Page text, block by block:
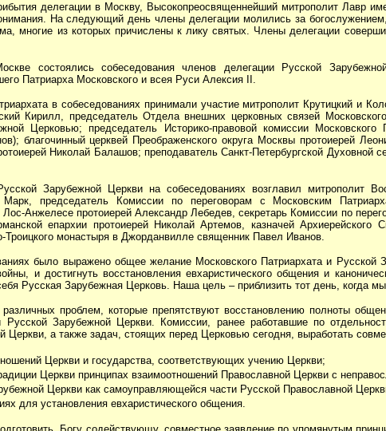
делегации в Москву, Высокопреосвященнейший митрополит
На следующий день члены делегации молились за
многие из которых причислены к лику святых. Члены делегации
состоялись собеседования членов делегации Русской
Патриарха Московского и всея Руси Алексия II.
в собеседованиях принимали участие митрополит Крутицкий и
Кирилл, председатель Отдела внешних церковных связей
Церковью; председатель Историко-правовой комиссии
благочинный церквей Преображенского округа Москвы протоиерей
Николай Балашов; преподаватель Санкт-Петербургской
Зарубежной Церкви на собеседованиях возглавил митрополит
председатель Комиссии по переговорам с Московским
Лос-Анжелесе протоиерей Александр Лебедев, секретарь Комиссии по
епархии протоиерей Николай Артемов, казначей
монастыря в Джорданвилле священник Павел Иванов.
было выражено общее желание Московского Патриархата и Русской
и достигнуть восстановления евхаристического общения и
Русская Зарубежная Церковь. Наша цель – приблизить тот день, когда
проблем, которые препятствуют восстановлению полноты
Русской Зарубежной Церкви. Комиссии, ранее работавшие по
Церкви, а также задач, стоящих перед Церковью сегодня, выработать
Церкви и государства, соответствующих учению Церкви;
Церкви принципах взаимоотношений Православной Церкви с
Церкви как самоуправляющейся части Русской Православной
для установления евхаристического общения.